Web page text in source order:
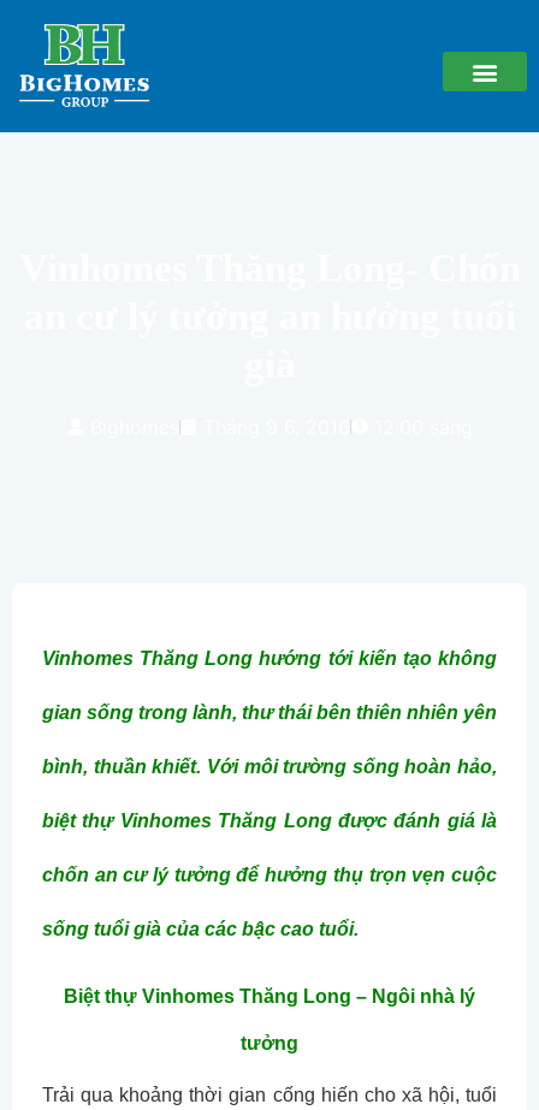
Vinhomes Thăng Long hướng tới kiến tạo không
gian sống trong lành, thư thái bên thiên nhiên yên
bình, thuần khiết. Với môi trường sống hoàn hảo,
biệt thự Vinhomes Thăng Long được đánh giá là
chốn an cư lý tưởng để hưởng thụ trọn vẹn cuộc
sống tuổi già của các bậc cao tuổi.
Biệt thự Vinhomes Thăng Long – Ngôi nhà lý
tưởng
Trải qua khoảng thời gian cống hiến cho xã hội, tuổi